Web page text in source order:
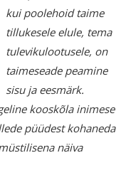
kui poolehoid taime
tillukesele elule, tema
tulevikulootusele, on
taimeseade peamine
sisu ja eesmärk.
kooskõla inimese
püüdest kohaneda
näiva